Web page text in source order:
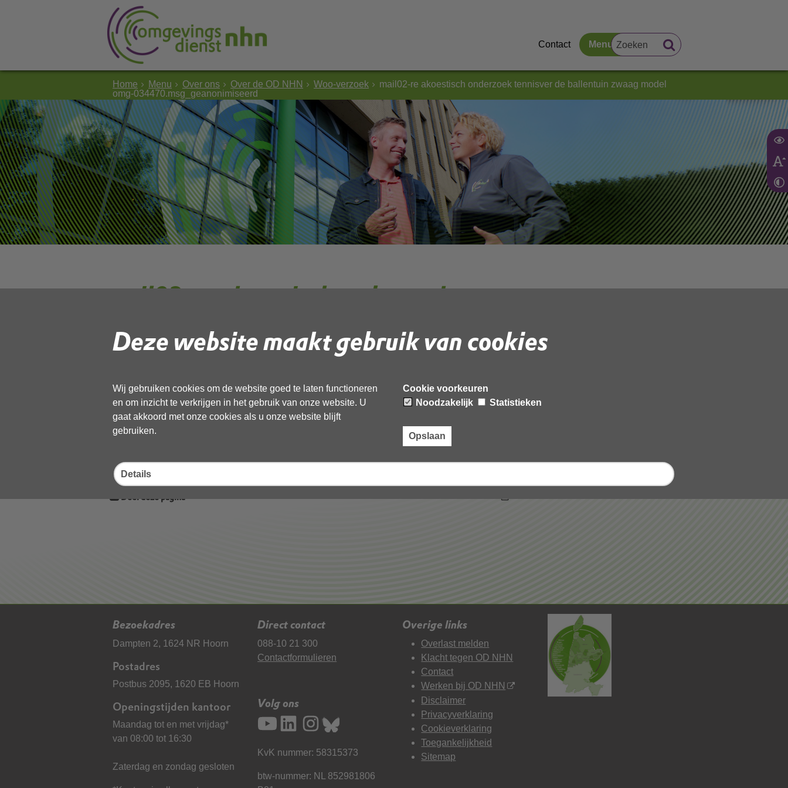
Deze website maakt gebruik van cookies
Wij gebruiken cookies om de website goed te laten functioneren
en om inzicht te verkrijgen in het gebruik van onze website. U
gaat akkoord met onze cookies als u onze website blijft
gebruiken.
Cookie voorkeuren
Noodzakelijk
Statistieken
Opslaan
Details
Contact Menu
Home Menu Over ons Over de OD NHN Woo-verzoek
mail02-re akoestisch onderzoek tennisver de ballentuin zwaag model
omg-034470.msg_geanonimiseerd
mail02-re akoestisch onderzoek
tennisver de ballentuin zwaag model
omg-034470.msg_geanonimiseerd
Gebruik de onderstaande link om het document te downloaden.
Download ‘mail02-re akoestisch onderzoek tennisver de ballentuin zwaag model omg-
02 juni 2026,pdf, 230kB
Deel deze pagina
Bezoekadres
Dampten 2, 1624 NR Hoorn
Postadres
Postbus 2095, 1620 EB Hoorn
Openingstijden kantoor
Maandag tot en met vrijdag*
van 08:00 tot 16:30
Zaterdag en zondag gesloten
Direct contact
088-10 21 300
Contactformulieren
Volg ons
KvK nummer: 58315373
btw-nummer: NL 852981806
Overige links
Overlast melden
Klacht tegen OD NHN
Contact
Werken bij OD NHN
Disclaimer
Privacyverklaring
Cookieverklaring
Toegankelijkheid
Sitemap